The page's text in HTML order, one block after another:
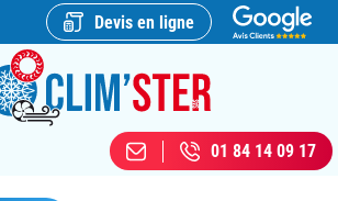
Devis en ligne
01 84 14 09 17